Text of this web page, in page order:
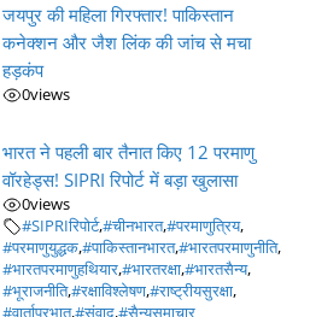
जयपुर की महिला गिरफ्तार! पाकिस्तान
कनेक्शन और जैश लिंक की जांच से मचा
हड़कंप
0views
भारत ने पहली बार तैनात किए 12 परमाणु
वॉरहेड्स! SIPRI रिपोर्ट में बड़ा खुलासा
0views
#SIPRIरिपोर्ट,#चीनभारत,#परमाणुत्रिय,
#परमाणुयुद्धक,#पाकिस्तानभारत,#भारतपरमाणुनीति,
#भारतपरमाणुहथियार,#भारतरक्षा,#भारतसैन्य,
#भूराजनीति,#रक्षाविश्लेषण,#राष्ट्रीयसुरक्षा,